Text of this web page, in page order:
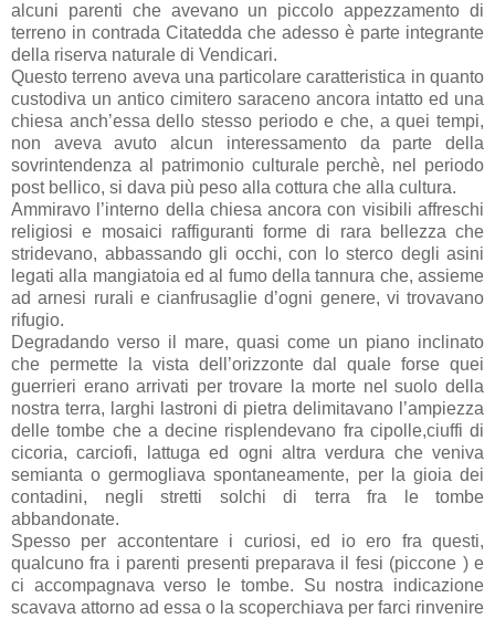
alcuni parenti che avevano un piccolo appezzamento di
terreno in contrada Citatedda che adesso è parte integrante
della riserva naturale di Vendicari.
Questo terreno aveva una particolare caratteristica in quanto
custodiva un antico cimitero saraceno ancora intatto ed una
chiesa anch’essa dello stesso periodo e che, a quei tempi,
non aveva avuto alcun interessamento da parte della
sovrintendenza al patrimonio culturale perchè, nel periodo
post bellico, si dava più peso alla cottura che alla cultura.
Ammiravo l’interno della chiesa ancora con visibili affreschi
religiosi e mosaici raffiguranti forme di rara bellezza che
stridevano, abbassando gli occhi, con lo sterco degli asini
legati alla mangiatoia ed al fumo della tannura che, assieme
ad arnesi rurali e cianfrusaglie d’ogni genere, vi trovavano
rifugio.
Degradando verso il mare, quasi come un piano inclinato
che permette la vista dell’orizzonte dal quale forse quei
guerrieri erano arrivati per trovare la morte nel suolo della
nostra terra, larghi lastroni di pietra delimitavano l’ampiezza
delle tombe che a decine risplendevano fra cipolle,ciuffi di
cicoria, carciofi, lattuga ed ogni altra verdura che veniva
semianta o germogliava spontaneamente, per la gioia dei
contadini, negli stretti solchi di terra fra le tombe
abbandonate.
Spesso per accontentare i curiosi, ed io ero fra questi,
qualcuno fra i parenti presenti preparava il fesi (piccone ) e
ci accompagnava verso le tombe. Su nostra indicazione
scavava attorno ad essa o la scoperchiava per farci rinvenire